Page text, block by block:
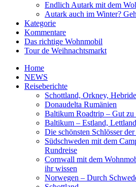
Endlich Autark mit dem
Autark auch im Winter?
Kategorie
Kommentare
Das richtige Wohnmobil
Tour de Weihnachtsmarkt
Home
NEWS
Reiseberichte
Schottland, Orkney,
Donaudelta Rumänien
Baltikum Roadtrip – Gut zu
Baltikum – Estland,
Die schönsten Schlösser
Südschweden mit dem
Rundreise
Cornwall mit dem
ihr wissen
Norwegen – Durch